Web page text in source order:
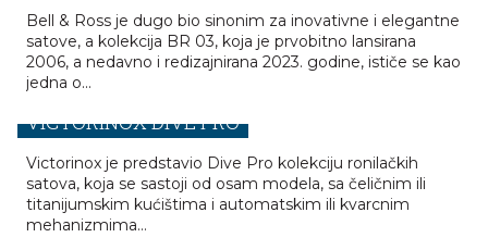
Bell & Ross je dugo bio sinonim za inovativne i elegantne
satove, a kolekcija BR 03, koja je prvobitno lansirana
2006, a nedavno i redizajnirana 2023. godine, ističe se kao
jedna o...
VICTORINOX DIVE PRO
Victorinox je predstavio Dive Pro kolekciju ronilačkih
satova, koja se sastoji od osam modela, sa čeličnim ili
titanijumskim kućištima i automatskim ili kvarcnim
mehanizmima…
RICHARD MILLE PREDSTAVLJA RM 27-05
FLYING TOURBILLON U SARADNJI SA